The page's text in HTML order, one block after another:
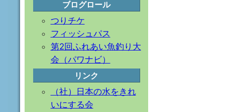
ブログロール
つりチケ
フィッシュパス
第2回ふれあい魚釣り大
会（パワナビ）
リンク
（社）日本の水をきれ
いにする会